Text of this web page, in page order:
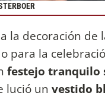
la decoración de
para la
festejo tranquilo
lució un vestido